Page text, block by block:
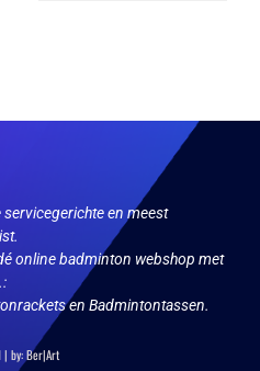
servicegerichte en meest
online badminton webshop met
en Badmintontassen.
| by:Ber|Art